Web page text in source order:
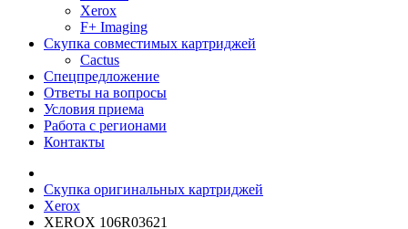
Xerox
F+ Imaging
Скупка совместимых картриджей
Cactus
Спецпредложение
Ответы на вопросы
Условия приема
Работа с регионами
Контакты
Скупка оригинальных картриджей
Xerox
XEROX 106R03621